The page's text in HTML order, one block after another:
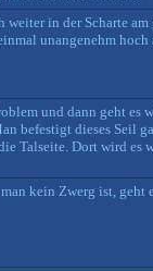
in der Scharte
unangenehm
und dann geht
befestigt dieses Seil
Talseite. Dort wird
kein Zwerg ist, geht